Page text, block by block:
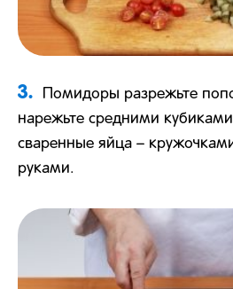
3.
Помидоры разрежьте
нарежьте средними
сваренные яйца –
руками.